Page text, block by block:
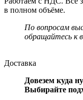
в полном объёме.
По вопросам
обращайтесь к
Доставка
Довезем куда
Выбирайте